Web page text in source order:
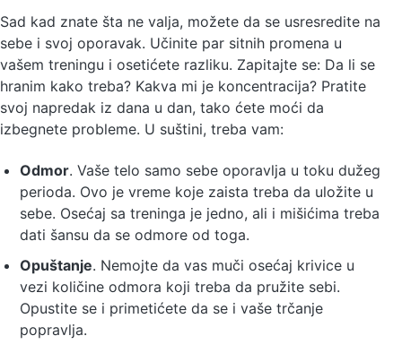
Sad kad znate šta ne valja, možete da se usresredite na
sebe i svoj oporavak. Učinite par sitnih promena u
vašem treningu i osetićete razliku. Zapitajte se: Da li se
hranim kako treba? Kakva mi je koncentracija? Pratite
svoj napredak iz dana u dan, tako ćete moći da
izbegnete probleme. U suštini, treba vam:
Odmor. Vaše telo samo sebe oporavlja u toku dužeg
perioda. Ovo je vreme koje zaista treba da uložite u
sebe. Osećaj sa treninga je jedno, ali i mišićima treba
dati šansu da se odmore od toga.
Opuštanje. Nemojte da vas muči osećaj krivice u
vezi količine odmora koji treba da pružite sebi.
Opustite se i primetićete da se i vaše trčanje
popravlja.